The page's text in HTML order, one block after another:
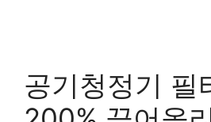
공기청정기 필